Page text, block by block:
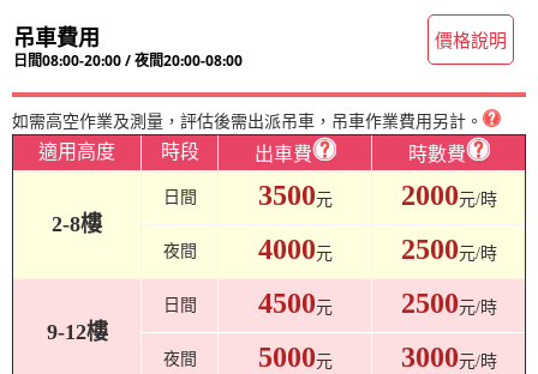
吊車費用
日間08:00-20:00 / 夜間20:00-08:00
價格說明
如需高空作業及測量，評估後需出派吊車，吊車作業費用另計。
適用高度 時段 出車費 時數費
2-8樓
日間 3500元 2000元/時
夜間 4000元 2500元/時
9-12樓
日間 4500元 2500元/時
夜間 5000元 3000元/時